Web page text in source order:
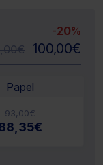
-20%
€ 100,00€
Papel
93,00€
€